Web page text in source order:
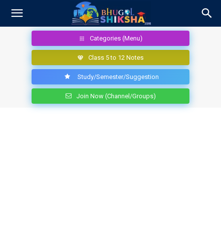
Categories (Menu)
Class 5 to 12 Notes
Study/Semester/Suggestion
Join Now (Channel/Groups)